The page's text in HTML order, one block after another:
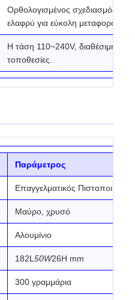
Ορθολογισμένος σχεδιασμός,
ελαφρύ για εύκολη μεταφορά.
Η τάση 110~240V, διαθέσιμη για
τοποθεσίες.
Παράμετρος
Επαγγελματικός Πιστοποιητής
Μαύρο, χρυσό
Αλουμίνιο
182L 50W26H mm
300 γραμμάρια